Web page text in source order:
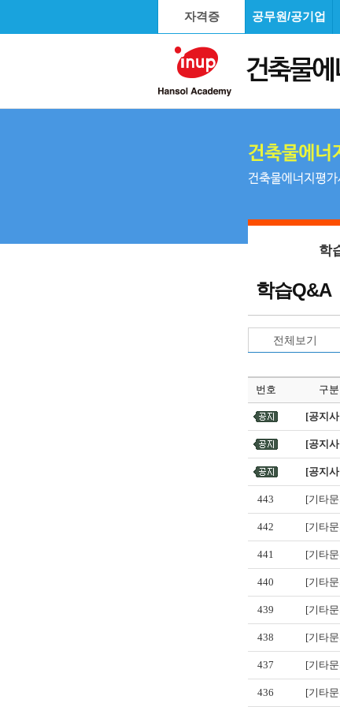
자격증 공무원/공기업
학
학습Q&A
전체보기
번호 구분
[공지
[공지
[공지
443 [기타
442 [기타
441 [기타
440 [기타
439 [기타
438 [기타
437 [기타
436 [기타